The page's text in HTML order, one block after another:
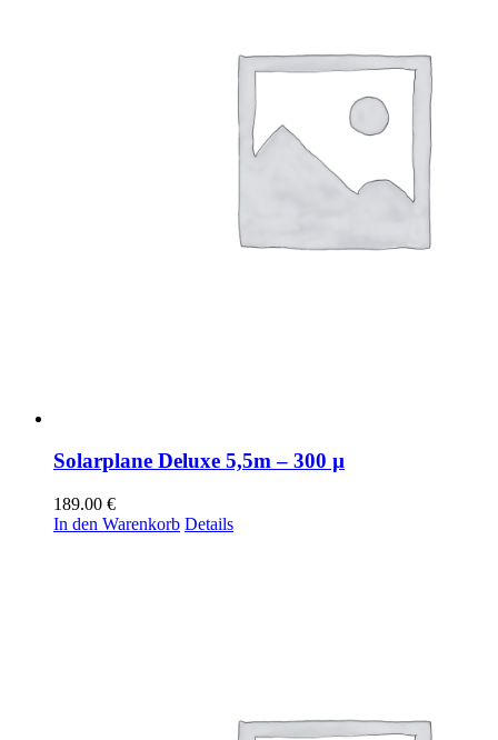
Solarplane Deluxe 5,5m – 300 µ
189.00 €
In den Warenkorb Details